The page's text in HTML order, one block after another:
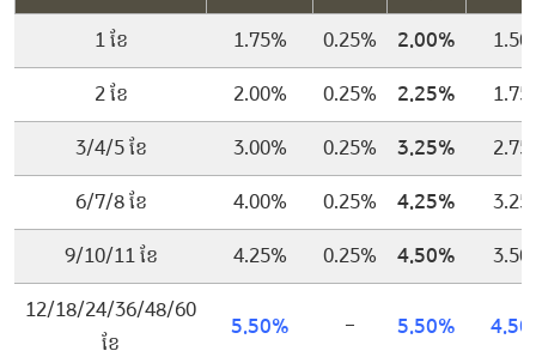
1 ខែ 1.75% 0.25% 2.00%
2 ខែ 2.00% 0.25% 2.25%
3/4/5 ខែ 3.00% 0.25% 3.25%
6/7/8 ខែ 4.00% 0.25% 4.25%
9/10/11 ខែ 4.25% 0.25% 4.50%
12/18/24/36/48/60
ខែ
5.50% – 5.50%